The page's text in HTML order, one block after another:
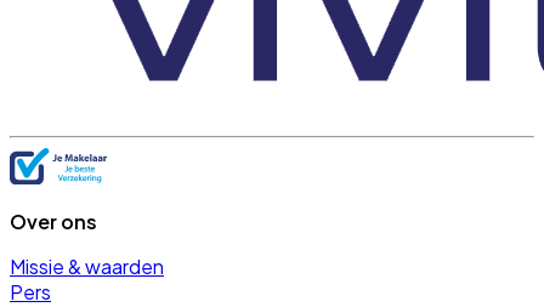
Over ons
Missie & waarden
Pers